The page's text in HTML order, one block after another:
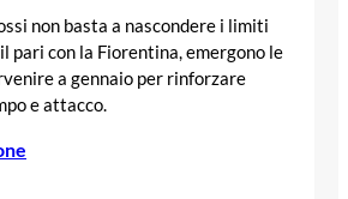
non basta a nascondere i limiti
pari con la Fiorentina, emergono le
a gennaio per rinforzare
e attacco.